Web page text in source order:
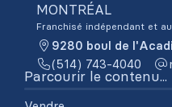
MONTRÉAL
Franchisé indépendant et
9280 boul de
(514) 743-4040
Parcourir le contenu...